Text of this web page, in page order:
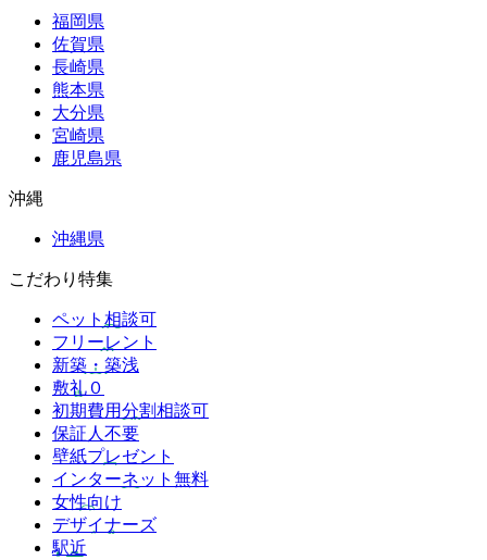
福岡県
佐賀県
長崎県
熊本県
大分県
宮崎県
鹿児島県
沖縄
沖縄県
こだわり特集
ペット相談可
フリーレント
新築・築浅
敷礼０
初期費用分割相談可
保証人不要
壁紙プレゼント
インターネット無料
女性向け
デザイナーズ
駅近